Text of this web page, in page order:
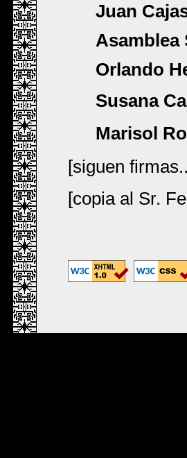
Juan
Asamblea
Orlando
Susana
Marisol
[siguen
[copia al Sr.